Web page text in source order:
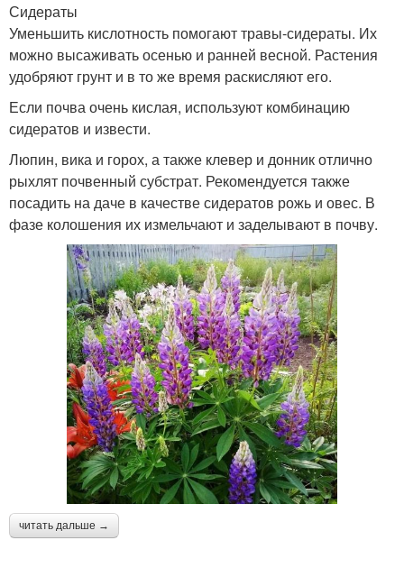
Сидераты
Уменьшить кислотность помогают травы-сидераты. Их
можно высаживать осенью и ранней весной. Растения
удобряют грунт и в то же время раскисляют его.
Если почва очень кислая, используют комбинацию
сидератов и извести.
Люпин, вика и горох, а также клевер и донник отлично
рыхлят почвенный субстрат. Рекомендуется также
посадить на даче в качестве сидератов рожь и овес. В
фазе колошения их измельчают и заделывают в почву.
читать дальше →